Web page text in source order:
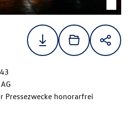
Pressezwecke honorarfrei